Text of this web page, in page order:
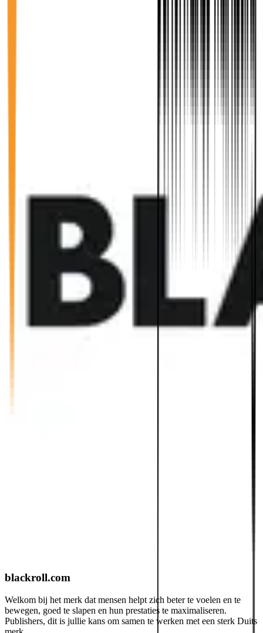
blackroll.com
Welkom bij het merk dat mensen helpt zich beter te voelen en te
bewegen, goed te slapen en hun prestaties te maximaliseren.
Publishers, dit is jullie kans om samen te werken met een sterk Duits